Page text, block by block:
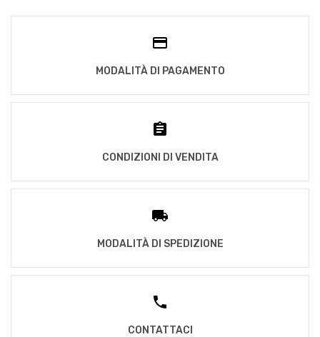
MODALITÀ DI PAGAMENTO
CONDIZIONI DI VENDITA
MODALITÀ DI SPEDIZIONE
CONTATTACI